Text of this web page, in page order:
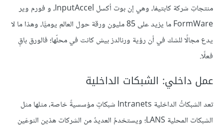
منتجاتِ شركة كابتيفا، وهي إن بوت أكسل InputAccel، و فورم وير
FormWare ما يزيد على 85 مليون ورقة حول العالم يوميًّا، وهذا ما لا
يدع مجالًا للشك في أن رؤية ورنالدز بيش كانت في محلّها؛ فالورق باقٍ
فعلًا.
عمل داخلي: الشبكات الداخلية
تعد الشبكاتُ الداخلية Intranets شبكاتٍ مؤسسيةً خاصة، مثلها مثل
الشبكات المحلية LANS؛ ويستخدمُ العديدُ من الشركات هذين النوعَين